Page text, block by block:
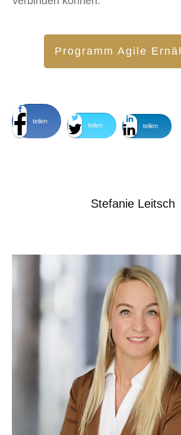
Stefanie Leitsch
Programm Agile
teilen
teilen teilen